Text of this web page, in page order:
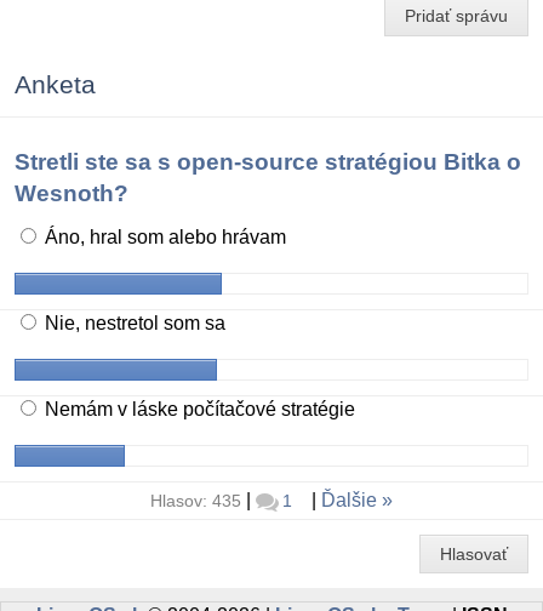
Pridať správu
Anketa
Stretli ste sa s open-source stratégiou Bitka o
Wesnoth?
Áno, hral som alebo hrávam
Nie, nestretol som sa
Nemám v láske počítačové stratégie
Hlasov: 435 1 Ďalšie
Hlasovať